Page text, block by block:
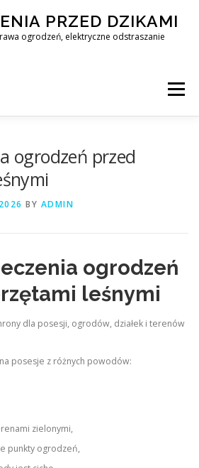
PRZED DZIKAMI
ogrodzeń, elektryczne odstraszanie
Menu
ogrodzeń przed
BY ADMIN
ogrodzeń
leśnymi
dla posesji, ogrodów, działek i terenów
posesje z różnych powodów:
zielonymi,
punkty ogrodzeń,